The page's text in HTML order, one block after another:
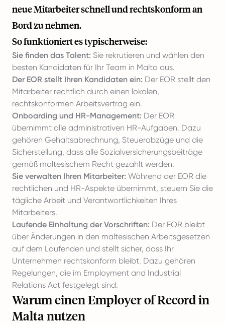
neue Mitarbeiter schnell und rechtskonform an
Bord zu nehmen.
So funktioniert es typischerweise:
Sie finden das Talent: Sie rekrutieren und wählen den
besten Kandidaten für Ihr Team in Malta aus.
Der EOR stellt Ihren Kandidaten ein: Der EOR stellt den
Mitarbeiter rechtlich durch einen lokalen,
rechtskonformen Arbeitsvertrag ein.
Onboarding und HR-Management: Der EOR
übernimmt alle administrativen HR-Aufgaben. Dazu
gehören Gehaltsabrechnung, Steuerabzüge und die
Sicherstellung, dass alle Sozialversicherungsbeiträge
gemäß maltesischem Recht gezahlt werden.
Sie verwalten Ihren Mitarbeiter: Während der EOR die
rechtlichen und HR-Aspekte übernimmt, steuern Sie die
tägliche Arbeit und Verantwortlichkeiten Ihres
Mitarbeiters.
Laufende Einhaltung der Vorschriften: Der EOR bleibt
über Änderungen in den maltesischen Arbeitsgesetzen
auf dem Laufenden und stellt sicher, dass Ihr
Unternehmen rechtskonform bleibt. Dazu gehören
Regelungen, die im Employment and Industrial
Relations Act festgelegt sind.
Warum einen Employer of Record in
Malta nutzen